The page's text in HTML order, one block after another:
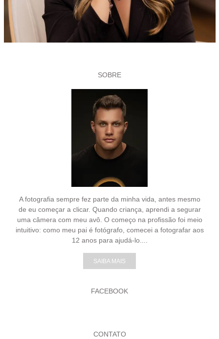
SOBRE
A fotografia sempre fez parte da minha vida, antes mesmo
de eu começar a clicar. Quando criança, aprendi a segurar
uma câmera com meu avô. O começo na profissão foi meio
intuitivo: como meu pai é fotógrafo, comecei a fotografar aos
12 anos para ajudá-lo....
SAIBA MAIS
FACEBOOK
CONTATO